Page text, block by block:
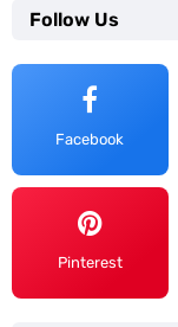
Follow Us
Facebook
Pinterest